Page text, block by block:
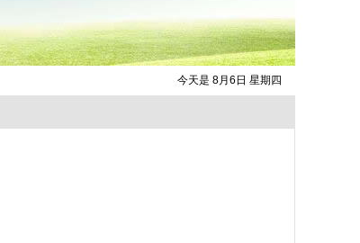
今天是 8月6日 星期四